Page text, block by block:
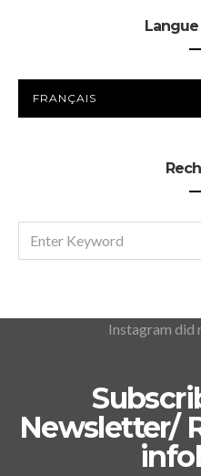
PRÉFÉRÉE
FOR:
Instagram did
Newsletter/